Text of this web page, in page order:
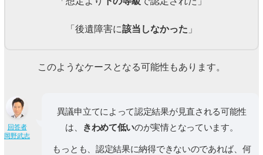
「後遺障害に該当しなかった 」
このようなケースとなる可能性もあります。
回答者
岡野武志
異議申立てによって認定結果が見直される可能性
は、
きわめて低いのが実情となっています。
もっとも、認定結果に納得できないのであれば、何